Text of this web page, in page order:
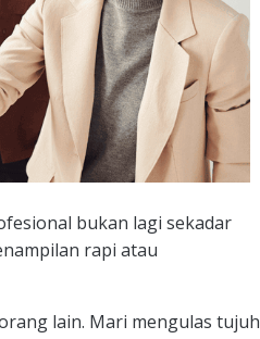
bukan lagi sekadar
rapi atau
lain. Mari mengulas tujuh